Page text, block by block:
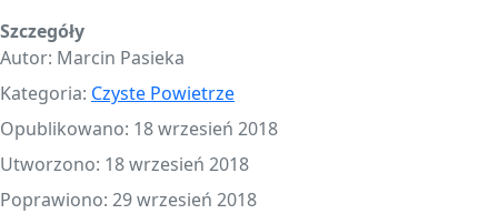
Szczegóły
Autor: Marcin Pasieka
Kategoria: Czyste Powietrze
Opublikowano: 18 wrzesień 2018
Utworzono: 18 wrzesień 2018
Poprawiono: 29 wrzesień 2018